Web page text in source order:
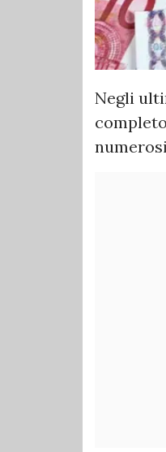
Negli